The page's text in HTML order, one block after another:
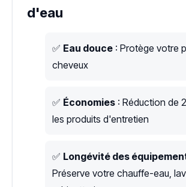
d'eau
✅ Eau douce : Protège votre
cheveux
✅ Économies : Réduction de
les produits d'entretien
✅ Longévité des
Préserve votre chauffe-eau,